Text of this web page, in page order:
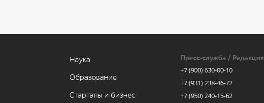
Наука
Образование
Стартапы и бизнес
Пресс-служба / Редакция
+7 (900) 630-00-10
+7 (931) 238-46-72
+7 (950) 240-15-62